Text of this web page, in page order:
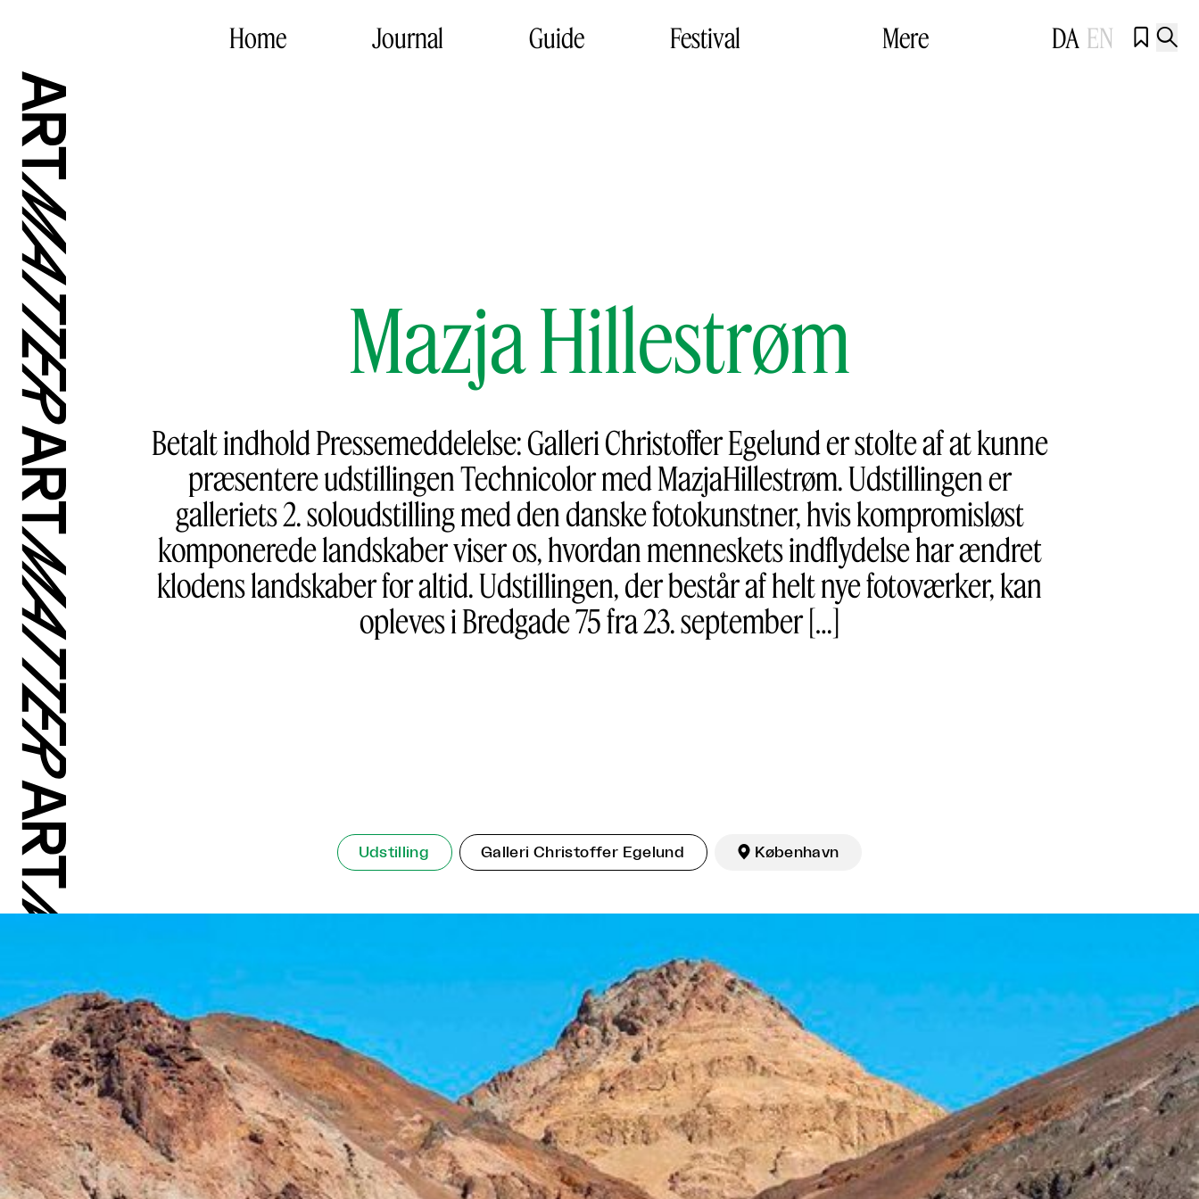
Home Journal Guide Festival Mere DA EN  
Mazja Hillestrøm
Betalt indhold Pressemeddelelse: Galleri Christoffer Egelund er stolte af at kunne
præsentere udstillingen Technicolor med MazjaHillestrøm. Udstillingen er
galleriets 2. soloudstilling med den danske fotokunstner, hvis kompromisløst
komponerede landskaber viser os, hvordan menneskets indflydelse har ændret
klodens landskaber for altid. Udstillingen, der består af helt nye fotoværker, kan
opleves i Bredgade 75 fra 23. september […]
Udstilling Galleri Christoffer Egelund  København